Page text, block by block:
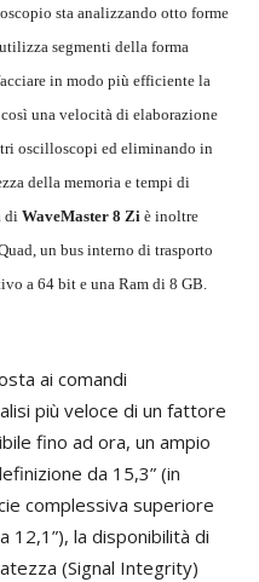
sta analizzando otto forme
segmenti della forma
in modo più efficiente la
una velocità di elaborazione
oscilloscopi ed eliminando in
della memoria e tempi di
di WaveMaster 8 Zi è inoltre
un bus interno di trasporto
a 64 bit e una Ram di 8 GB.
ai comandi
più veloce di un fattore
fino ad ora, un ampio
da 15,3” (in
complessiva superiore
12,1”), la disponibilità di
(Signal Integrity)